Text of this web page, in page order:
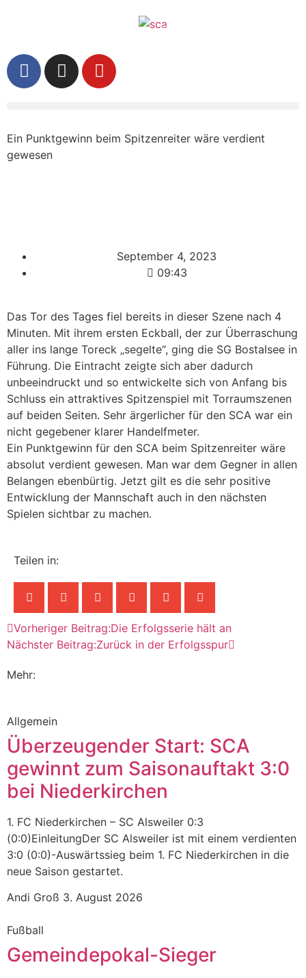
Ein Punktgewinn beim Spitzenreiter wäre verdient
gewesen
September 4, 2023
09:43
Das Tor des Tages fiel bereits in dieser Szene nach 4
Minuten. Mit ihrem ersten Eckball, der zur Überraschung
aller ins lange Toreck „segelte“, ging die SG Bostalsee in
Führung. Die Eintracht zeigte sich aber dadurch
unbeeindruckt und so entwickelte sich von Anfang bis
Schluss ein attraktives Spitzenspiel mit Torraumszenen
auf beiden Seiten. Sehr ärgerlicher für den SCA war ein
nicht gegebener klarer Handelfmeter.
Ein Punktgewinn für den SCA beim Spitzenreiter wäre
absolut verdient gewesen. Man war dem Gegner in allen
Belangen ebenbürtig. Jetzt gilt es die sehr positive
Entwicklung der Mannschaft auch in den nächsten
Spielen sichtbar zu machen.
Teilen in:
Vorheriger Beitrag:Die Erfolgsserie hält an
Nächster Beitrag:Zurück in der Erfolgsspur
Mehr:
Allgemein
Überzeugender Start: SCA
gewinnt zum Saisonauftakt 3:0
bei Niederkirchen
1. FC Niederkirchen – SC Alsweiler 0:3
(0:0)EinleitungDer SC Alsweiler ist mit einem verdienten
3:0 (0:0)-Auswärtssieg beim 1. FC Niederkirchen in die
neue Saison gestartet.
Andi Groß 3. August 2026
Fußball
Gemeindepokal-Sieger